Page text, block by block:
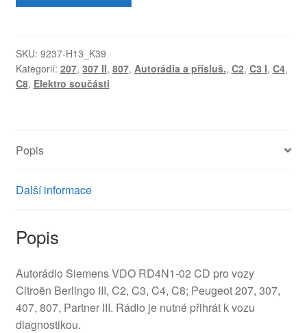
Peugeot
96647697XT
6564ZS
SKU: 9237-H13_K39
Kategorií: 207, 307 II, 807, Autorádia a přísluš., C2, C3 I, C4,
C8, Elektro součásti
Popis
Další informace
Popis
Autorádio Siemens VDO RD4N1-02 CD pro vozy
Citroën Berlingo III, C2, C3, C4, C8; Peugeot 207, 307,
407, 807, Partner III. Rádio je nutné přihrát k vozu
diagnostikou.